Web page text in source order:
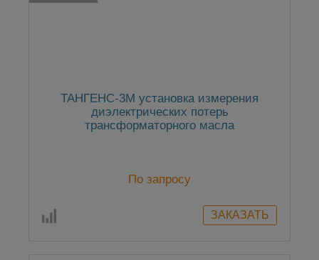
ТАНГЕНС-3М установка измерения
диэлектрических потерь
трансформаторного масла
По запросу